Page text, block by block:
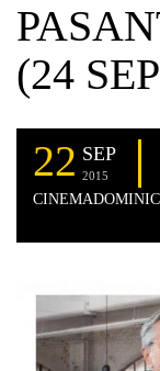
(24
22 SEP
2015